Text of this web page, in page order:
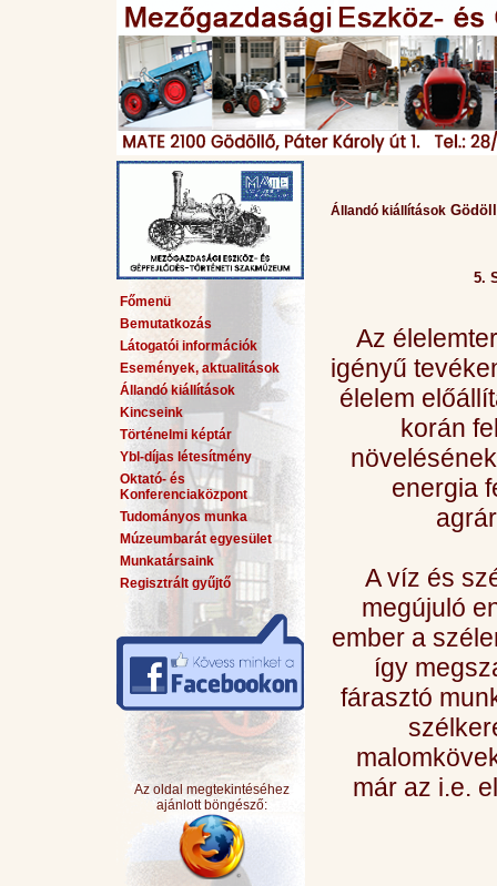
Főmenü
Bemutatkozás
Látogatói információk
Események, aktualitások
Állandó kiállítások
Kincseink
Történelmi képtár
Ybl-díjas létesítmény
Oktató- és
Konferenciaközpont
Tudományos munka
Múzeumbarát egyesület
Munkatársaink
Regisztrált gyűjtő
Az oldal megtekintéséhez
ajánlott böngésző:
Állandó kiállítások
5.
Az
igényű
élelem
korán
energia
A víz és
megújuló
ember a
így
fárasztó
már az i.e.